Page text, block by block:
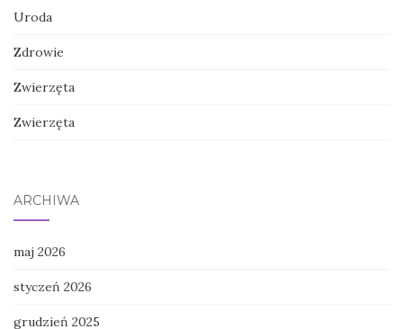
Uroda
Zdrowie
Zwierzęta
Zwierzęta
ARCHIWA
maj 2026
styczeń 2026
grudzień 2025